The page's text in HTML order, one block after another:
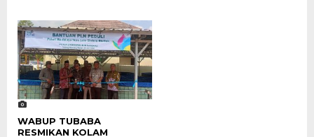
WABUP TUBABA
RESMIKAN KOLAM